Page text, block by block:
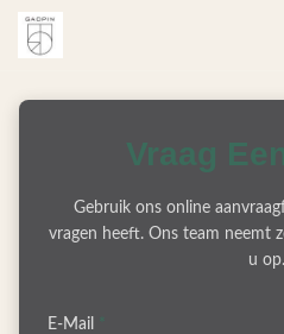
Vraag
Gebruik ons online
vragen heeft. Ons team neemt
u op.
E-Mail